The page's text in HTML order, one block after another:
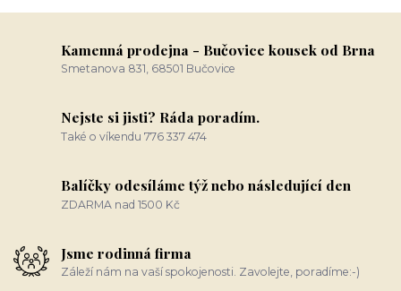
Kamenná prodejna - Bučovice kousek od Brna
Smetanova 831, 68501 Bučovice
Nejste si jisti? Ráda poradím.
Také o víkendu 776 337 474
Balíčky odesíláme týž nebo následující den
ZDARMA nad 1500 Kč
Jsme rodinná firma
Záleží nám na vaší spokojenosti. Zavolejte, poradíme:-)